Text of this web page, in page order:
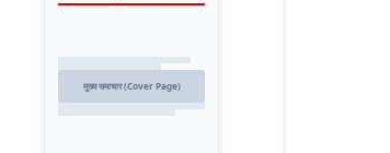
मुख्य समाचार (Cover Page)